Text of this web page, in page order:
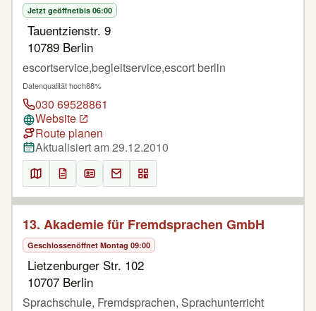
Jetzt geöffnetbis 06:00
Tauentzienstr. 9
10789 Berlin
escortservice,begleitservice,escort berlin
Datenqualität hoch88%
030 69528861
Website
Route planen
Aktualisiert am 29.12.2010
13. Akademie für Fremdsprachen GmbH
Geschlossenöffnet Montag 09:00
Lietzenburger Str. 102
10707 Berlin
Sprachschule, Fremdsprachen, Sprachunterricht